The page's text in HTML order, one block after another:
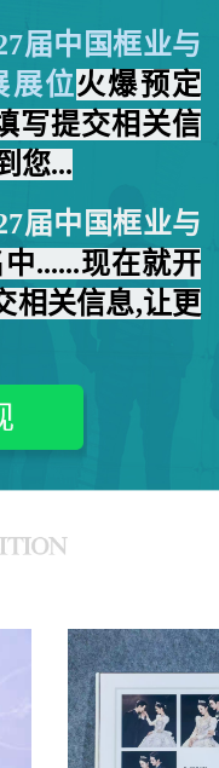
届中国框业与
展位火爆预定
写提交相关信
您...
届中国框业与
......现在就开
相关信息,让更